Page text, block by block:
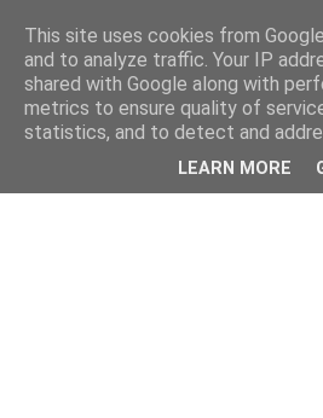
This site uses cookies from
and to analyze traffic. Your IP
shared with Google along with
metrics to ensure quality of
statistics, and to detect and
LEARN MORE